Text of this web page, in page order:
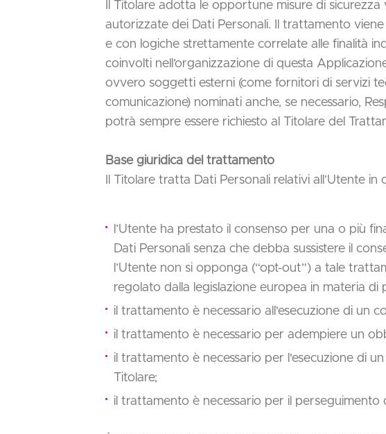
Il Titolare adotta le opportune misure di
autorizzate dei Dati Personali. Il trattamento
e con logiche strettamente correlate alle finalità
coinvolti nell’organizzazione di questa
ovvero soggetti esterni (come fornitori di servizi
comunicazione) nominati anche, se necessario,
potrà sempre essere richiesto al Titolare del
Base giuridica del trattamento
Il Titolare tratta Dati Personali relativi all’Utente
l’Utente ha prestato il consenso per una o più
Dati Personali senza che debba sussistere il
l’Utente non si opponga (“opt-out”) a tale
regolato dalla legislazione europea in materia di
il trattamento è necessario all'esecuzione di un
il trattamento è necessario per adempiere un
il trattamento è necessario per l'esecuzione di
Titolare;
il trattamento è necessario per il perseguimento